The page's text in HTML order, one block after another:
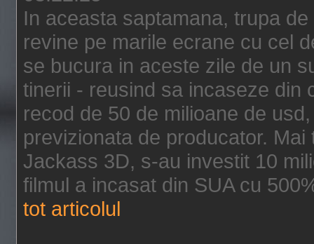
In aceasta saptamana, trupa
revine pe marile ecrane cu cel
se bucura in aceste zile de un
tinerii - reusind sa incaseze din
recod de 50 de milioane de
previzionata de producator.
Jackass 3D, s-au investit 10
filmul a incasat din SUA cu
tot articolul